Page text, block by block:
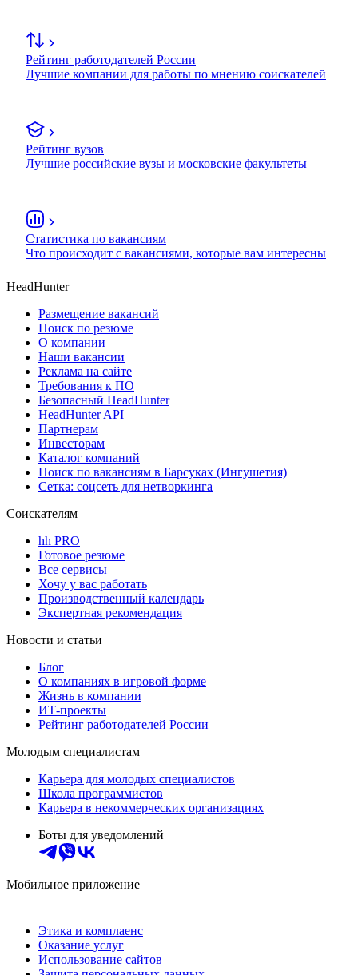
Рейтинг работодателей России
Лучшие компании для работы по мнению соискателей
Рейтинг вузов
Лучшие российские вузы и московские факультеты
Статистика по вакансиям
Что происходит с вакансиями, которые вам интересны
HeadHunter
Размещение вакансий
Поиск по резюме
О компании
Наши вакансии
Реклама на сайте
Требования к ПО
Безопасный HeadHunter
HeadHunter API
Партнерам
Инвесторам
Каталог компаний
Поиск по вакансиям в Барсуках (Ингушетия)
Сетка: соцсеть для нетворкинга
Соискателям
hh PRO
Готовое резюме
Все сервисы
Хочу у вас работать
Производственный календарь
Экспертная рекомендация
Новости и статьи
Блог
О компаниях в игровой форме
Жизнь в компании
ИТ-проекты
Рейтинг работодателей России
Молодым специалистам
Карьера для молодых специалистов
Школа программистов
Карьера в некоммерческих организациях
Боты для уведомлений
Мобильное приложение
Этика и комплаенс
Оказание услуг
Использование сайтов